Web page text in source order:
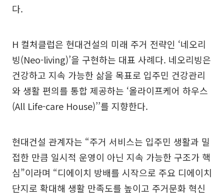
다.
H 컬처클럽은 현대건설의 미래 주거 전략인 ‘네오리
빙(Neo-living)’을 구현하는 대표 사례다. 네오리빙은
건강하고 지속 가능한 삶을 목표로 입주민 건강관리
와 생활 편의를 통합 제공하는 ‘올라이프케어 하우스
(All Life-care House)’’를 지향한다.
현대건설 관계자는 “주거 서비스는 입주민 생활과 밀
접한 만큼 일시적 운영이 아닌 지속 가능한 구조가 핵
심”이라며 “디에이치 방배를 시작으로 주요 디에이치
단지로 확대해 생활 만족도를 높이고 주거문화 혁신